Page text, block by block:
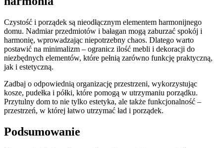
Czystość i porządek są nieodłącznym elementem harmonijnego
domu. Nadmiar przedmiotów i bałagan mogą zaburzać spokój i
harmonię, wprowadzając niepotrzebny chaos. Dlatego warto
postawić na minimalizm – ogranicz ilość mebli i dekoracji do
niezbędnych elementów, które pełnią zarówno funkcję praktyczną,
jak i estetyczną.
Zadbaj o odpowiednią organizację przestrzeni, wykorzystując
kosze, pudełka i półki, które pomogą w utrzymaniu porządku.
Przytulny dom to nie tylko estetyka, ale także funkcjonalność –
przestrzeń, w której łatwo utrzymać ład i porządek.
Podsumowanie